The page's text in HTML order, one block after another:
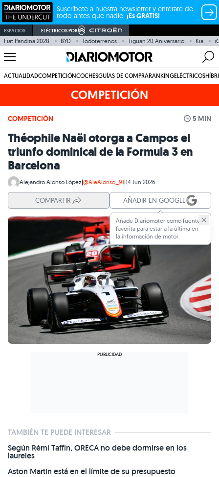
Suscríbete a nuestra newsletter y entérate de
todo antes que nadie. ¡Es GRATIS!
ESPACIOS ELÉCTRICOS POR
Fiat Pandina 2028 BYD Todoterrenos Tiguan 20 Aniversario Kia
ACTUALIDADCOMPETICIÓNCOCHESGUÍAS DE COMPRARANKINGELÉCTRICOS
COMPETICIÓN
COMPETICIÓN 5 MIN
Théophile Naël otorga a Campos el
triunfo dominical de la Formula 3 en
Barcelona
Alejandro Alonso López|@AleAlonso_91|14 Jun 2026
COMPARTIR AÑADIR EN GOOGLE
Añade Diariomotor como fuente
favorita para estar a la última en
la información de motor.
TAMBIÉN TE PUEDE INTERESAR
Según Rémi Taffin, ORECA no debe dormirse en los
laureles
Aston Martin está en el límite de su presupuesto